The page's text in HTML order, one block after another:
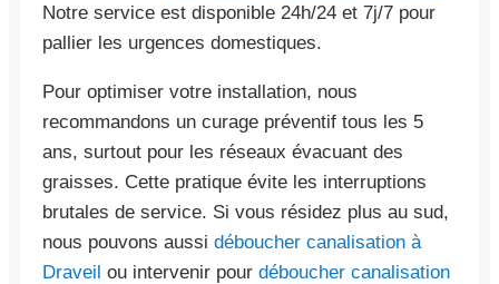
Notre service est disponible 24h/24 et 7j/7 pour
pallier les urgences domestiques.
Pour optimiser votre installation, nous
recommandons un curage préventif tous les 5
ans, surtout pour les réseaux évacuant des
graisses. Cette pratique évite les interruptions
brutales de service. Si vous résidez plus au sud,
nous pouvons aussi déboucher canalisation à
Draveil ou intervenir pour déboucher canalisation